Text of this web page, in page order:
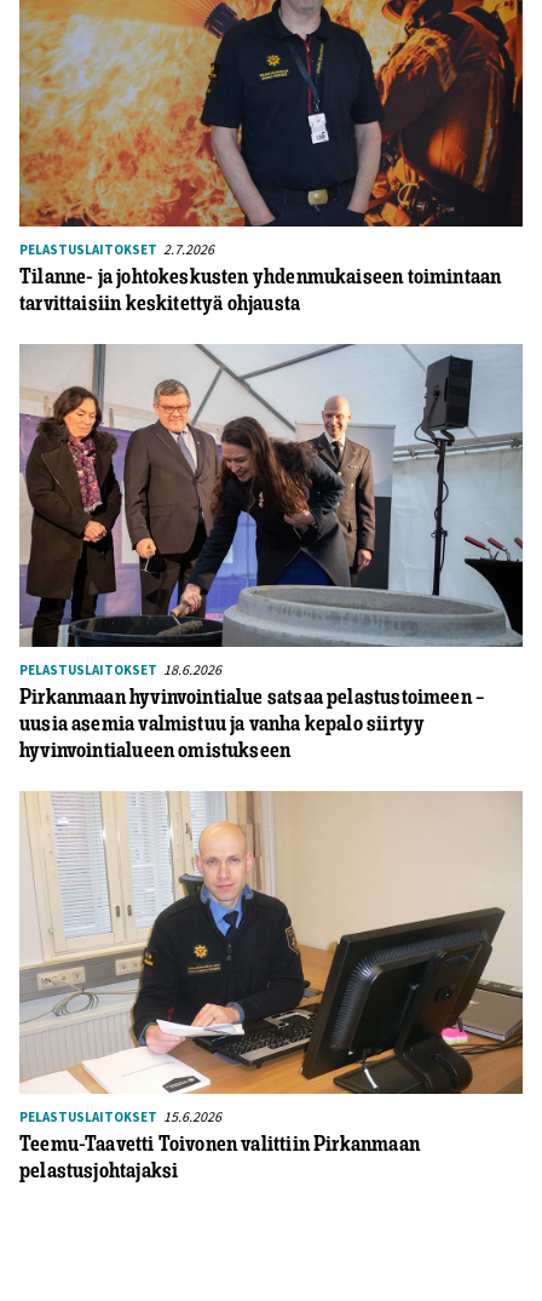
PELASTUSLAITOKSET 2.7.2026
Tilanne- ja johtokeskusten yhdenmukaiseen toimintaan
tarvittaisiin keskitettyä ohjausta
PELASTUSLAITOKSET 18.6.2026
Pirkanmaan hyvinvointialue satsaa pelastustoimeen –
uusia asemia valmistuu ja vanha kepalo siirtyy
hyvinvointialueen omistukseen
PELASTUSLAITOKSET 15.6.2026
Teemu-Taavetti Toivonen valittiin Pirkanmaan
pelastusjohtajaksi